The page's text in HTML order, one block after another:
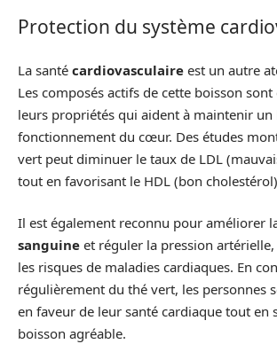
Protection du système
La santé cardiovasculaire est un autre
Les composés actifs de cette boisson
leurs propriétés qui aident à maintenir un
fonctionnement du cœur. Des études
vert peut diminuer le taux de LDL
tout en favorisant le HDL (bon
Il est également reconnu pour améliorer
sanguine et réguler la pression
les risques de maladies cardiaques. En
régulièrement du thé vert, les personnes
en faveur de leur santé cardiaque tout en
boisson agréable.